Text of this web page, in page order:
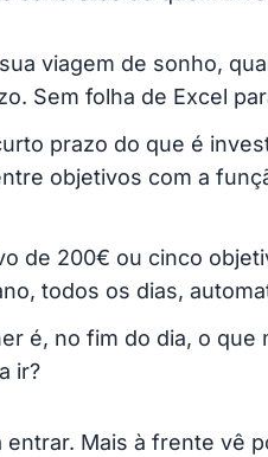
viagem de sonho,
Sem folha de Excel
prazo do que é
objetivos com a
de 200€ ou cinco
todos os dias,
é, no fim do dia, o que
ir?
Mais à frente vê